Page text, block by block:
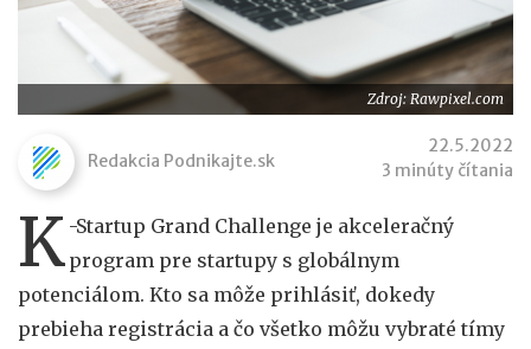
Zdroj: Rawpixel.com
Redakcia Podnikajte.sk
22.5.2022
3 minúty čítania
K -Startup Grand Challenge je akceleračný
program pre startupy s globálnym
potenciálom. Kto sa môže prihlásiť, dokedy
prebieha registrácia a čo všetko môžu vybraté tímy